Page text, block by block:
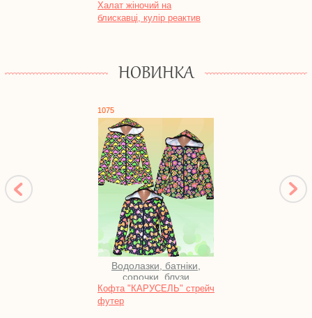
Халат жіночий на
блискавці, кулір реактив
НОВИНКА
1075
Водолазки, батніки,
сорочки, блузи
Кофта "КАРУСЕЛЬ" стрейч
футер